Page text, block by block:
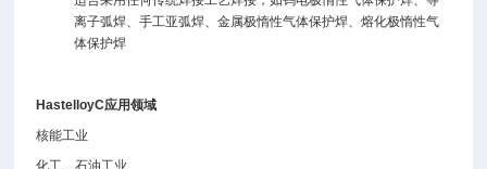
离子弧焊、手工亚弧焊、金属极惰性气体保护焊、熔化极惰性气
体保护焊
HastelloyC应用领域
核能工业
化工、石油工业